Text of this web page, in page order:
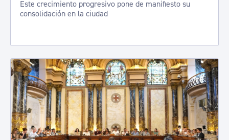
Este crecimiento progresivo pone de manifiesto su
consolidación en la ciudad